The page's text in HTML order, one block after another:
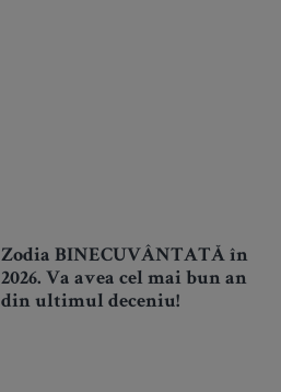
Zodia BINECUVÂNTATĂ în
2026. Va avea cel mai bun an
din ultimul deceniu!